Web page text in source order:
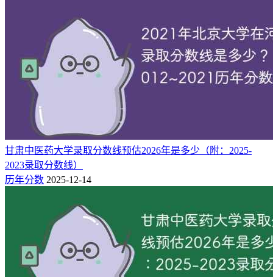
省份(批次) 科目 最低分 省控线
安徽（专科批）
历史类 326
200
物理类
378 200
福建（专科批）
历史类 317
220
413
甘肃（专科批）
物理类 313
历史类 330
广东（专科批）
历史类 347
200
历史类 277
200
物理类
贵州（专科批）
物理类
180
历史类
308
180
海南（专科批）
综合类 474 250
历史类 387
200
甘肃中医药大学录取分数线预估2026年是多少（附：2025-
2023录取分数线）
历年分数 2025-12-14